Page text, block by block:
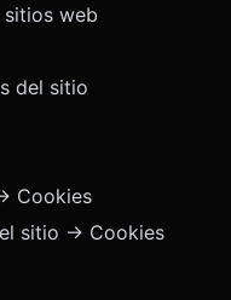
web
del sitio
Cookies
sitio → Cookies